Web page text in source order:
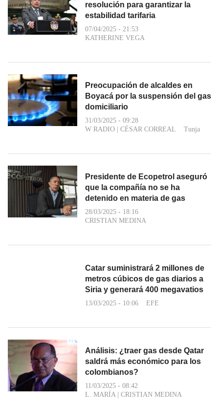
resolución para garantizar la
estabilidad tarifaria
07/04/2025 - 21:53
KATHERINE VEGA
Preocupación de alcaldes en
Boyacá por la suspensión del gas
domiciliario
31/03/2025 - 09:28
W RADIO | CÉSAR CORREAL Tunja
Presidente de Ecopetrol aseguró
que la compañía no se ha
detenido en materia de gas
28/03/2025 - 18:16
CRISTIAN MEDINA
Catar suministrará 2 millones de
metros cúbicos de gas diarios a
Siria y generará 400 megavatios
13/03/2025 - 10:06 EFE
Análisis: ¿traer gas desde Qatar
saldrá más económico para los
colombianos?
11/03/2025 - 08:42
L. MARÍA | CRISTIAN MEDINA